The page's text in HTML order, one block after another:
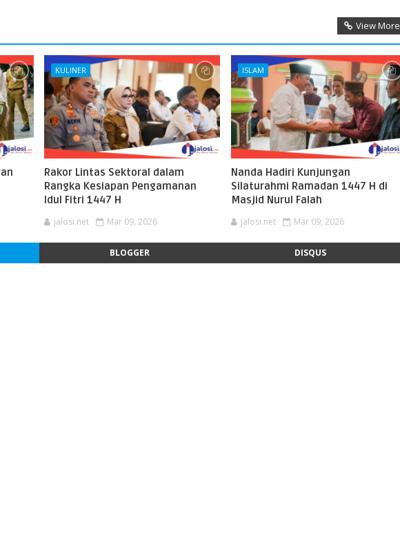
View More
KULINER
Rakor Lintas Sektoral dalam
Rangka Kesiapan Pengamanan
Idul Fitri 1447 H
jalosi.net Mar 09, 2026
ISLAM
Nanda Hadiri Kunjungan
Silaturahmi Ramadan 1447 H di
Masjid Nurul Falah
jalosi.net Mar 09, 2026
BLOGGER DISQUS